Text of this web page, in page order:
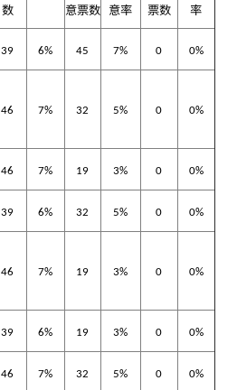
数 意票数 意率 票数 率
39 6% 45 7% 0 0%
46 7% 32 5% 0 0%
46 7% 19 3% 0 0%
39 6% 32 5% 0 0%
46 7% 19 3% 0 0%
39 6% 19 3% 0 0%
46 7% 32 5% 0 0%